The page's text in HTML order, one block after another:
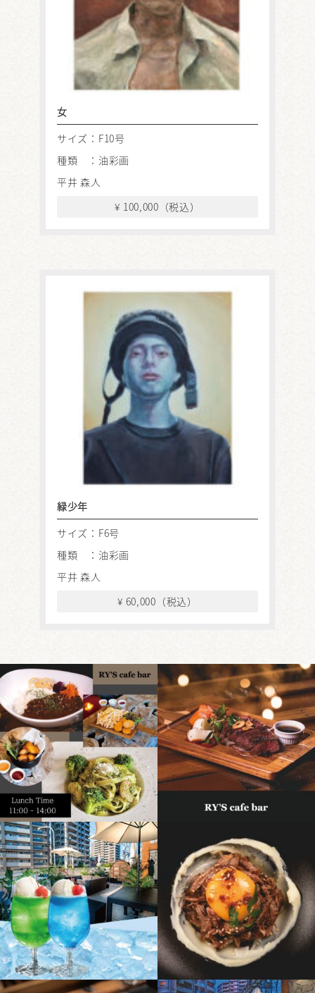
女
サイズ：F10号
種類 ：油彩画
平井 森人
¥ 100,000（税込）
緑少年
サイズ：F6号
種類 ：油彩画
平井 森人
¥ 60,000（税込）